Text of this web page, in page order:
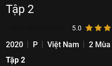
Tập 2
5.0
2020 P Việt Nam 2 Mùa
Tập 2